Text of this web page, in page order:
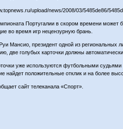
Португалии в скором времени может
во время игр нецензурную брань.
Мансио, президент одной из региональных
две голубых карточки должны
уже используются футбольными
найдет положительные отклик и на более
сайт телеканала «Спорт».